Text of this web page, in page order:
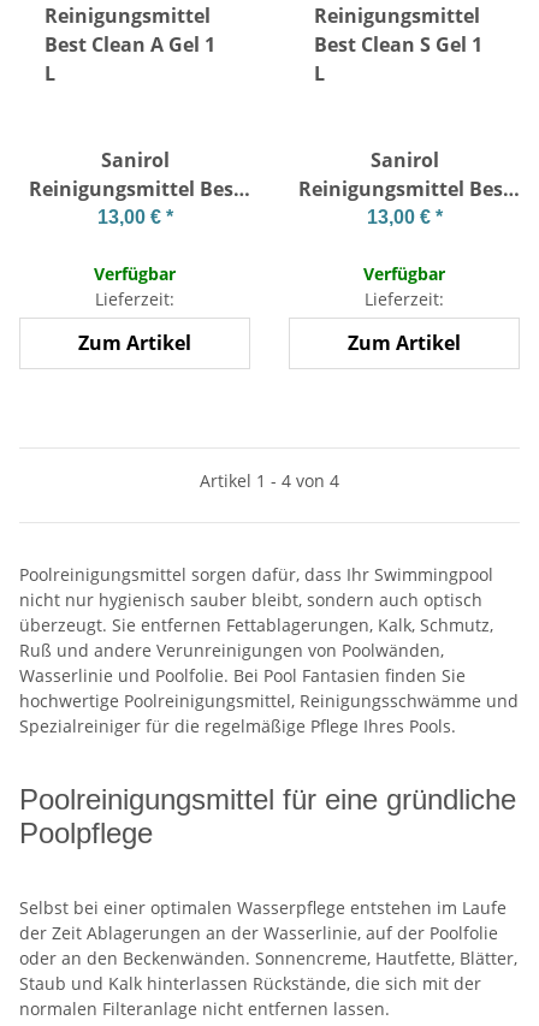
Sanirol
Reinigungsmittel Best
Clean A Gel 1 L
13,00 € *
Verfügbar
Lieferzeit:
Zum Artikel
Sanirol
Reinigungsmittel Best
Clean S Gel 1 L
13,00 € *
Verfügbar
Lieferzeit:
Zum Artikel
Artikel 1 - 4 von 4
Poolreinigungsmittel sorgen dafür, dass Ihr Swimmingpool
nicht nur hygienisch sauber bleibt, sondern auch optisch
überzeugt. Sie entfernen Fettablagerungen, Kalk, Schmutz,
Ruß und andere Verunreinigungen von Poolwänden,
Wasserlinie und Poolfolie. Bei Pool Fantasien finden Sie
hochwertige Poolreinigungsmittel, Reinigungsschwämme und
Spezialreiniger für die regelmäßige Pflege Ihres Pools.
Poolreinigungsmittel für eine gründliche
Poolpflege
Selbst bei einer optimalen Wasserpflege entstehen im Laufe
der Zeit Ablagerungen an der Wasserlinie, auf der Poolfolie
oder an den Beckenwänden. Sonnencreme, Hautfette, Blätter,
Staub und Kalk hinterlassen Rückstände, die sich mit der
normalen Filteranlage nicht entfernen lassen.